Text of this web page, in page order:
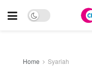
Home Syariah